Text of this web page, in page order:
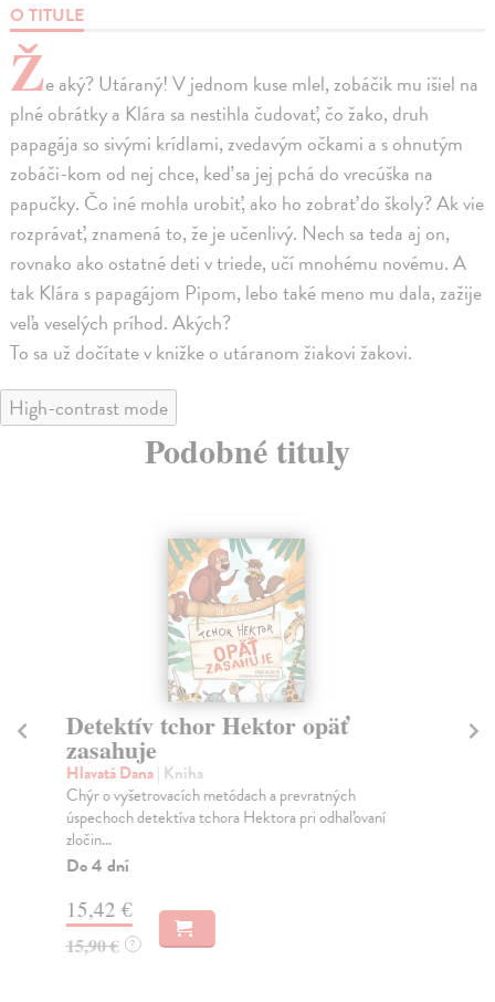
O TITULE
Že aký? Utáraný! V jednom kuse mlel, zobáčik mu išiel na
plné obrátky a Klára sa nestihla čudovať, čo žako, druh
papagája so sivými krídlami, zvedavým očkami a s ohnutým
zobáči-kom od nej chce, keď sa jej pchá do vrecúška na
papučky. Čo iné mohla urobiť, ako ho zobrať do školy? Ak vie
rozprávať, znamená to, že je učenlivý. Nech sa teda aj on,
rovnako ako ostatné deti v triede, učí mnohému novému. A
tak Klára s papagájom Pipom, lebo také meno mu dala, zažije
veľa veselých príhod. Akých?
To sa už dočítate v knižke o utáranom žiakovi žakovi.
High-contrast mode
Podobné tituly
Detektív tchor Hektor opäť
zasahuje
Hlavatá Dana| Kniha
Chýr o vyšetrovacích metódach a prevratných
úspechoch detektíva tchora Hektora pri odhaľovaní
zločin...
Do 4 dní
15,42 €
15,90 € ?